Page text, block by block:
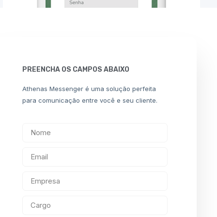
PREENCHA OS CAMPOS ABAIXO
Athenas Messenger é uma solução perfeita
para comunicação entre você e seu cliente.